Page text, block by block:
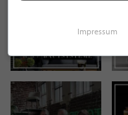
Impressum